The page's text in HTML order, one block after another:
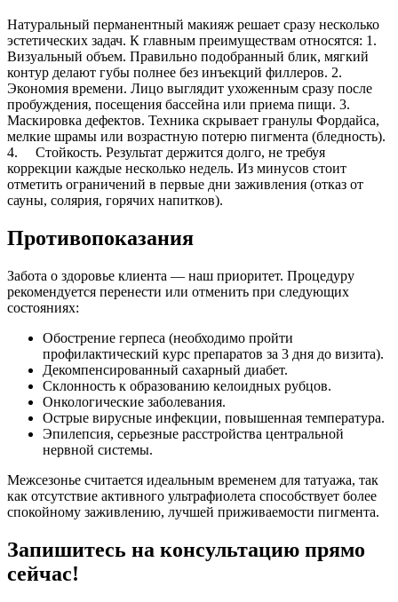
Натуральный перманентный макияж решает сразу несколько
эстетических задач. К главным преимуществам относятся: 1.
Визуальный объем. Правильно подобранный блик, мягкий
контур делают губы полнее без инъекций филлеров. 2.
Экономия времени. Лицо выглядит ухоженным сразу после
пробуждения, посещения бассейна или приема пищи. 3.
Маскировка дефектов. Техника скрывает гранулы Фордайса,
мелкие шрамы или возрастную потерю пигмента (бледность).
4. Стойкость. Результат держится долго, не требуя
коррекции каждые несколько недель. Из минусов стоит
отметить ограничений в первые дни заживления (отказ от
сауны, солярия, горячих напитков).
Противопоказания
Забота о здоровье клиента — наш приоритет. Процедуру
рекомендуется перенести или отменить при следующих
состояниях:
Обострение герпеса (необходимо пройти
профилактический курс препаратов за 3 дня до визита).
Декомпенсированный сахарный диабет.
Склонность к образованию келоидных рубцов.
Онкологические заболевания.
Острые вирусные инфекции, повышенная температура.
Эпилепсия, серьезные расстройства центральной
нервной системы.
Межсезонье считается идеальным временем для татуажа, так
как отсутствие активного ультрафиолета способствует более
спокойному заживлению, лучшей приживаемости пигмента.
Запишитесь на консультацию прямо
сейчас!